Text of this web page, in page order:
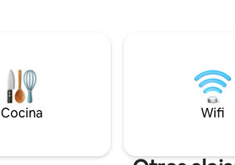
capacidad
gratuito,
solo cinco
Mirissa
Cocina Wifi